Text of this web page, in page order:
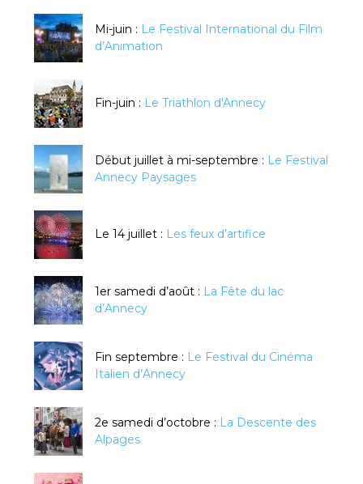
Mi-juin : Le Festival International du Film
d’Animation
Fin-juin : Le Triathlon d'Annecy
Début juillet à mi-septembre : Le Festival
Annecy Paysages
Le 14 juillet : Les feux d’artifice
1er samedi d’août : La Fête du lac
d’Annecy
Fin septembre : Le Festival du Cinéma
Italien d’Annecy
2e samedi d’octobre : La Descente des
Alpages